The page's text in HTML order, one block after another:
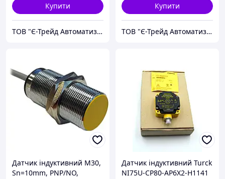
Купити
ТОВ "Є-Трейд Автоматизація"
Купити
ТОВ "Є-Трейд Автоматизація"
Датчик індуктивний M30,
Sn=10mm, PNP/NO,
Датчик індуктивний Turck
NI75U-CP80-AP6X2-H1141